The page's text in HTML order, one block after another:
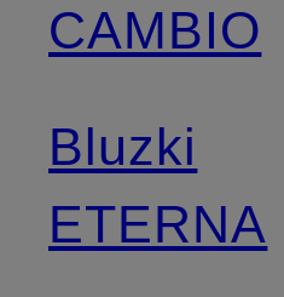
CAMBIO
Bluzki
ETERNA